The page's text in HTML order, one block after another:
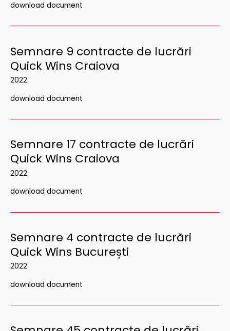
download document
Semnare 9 contracte de lucrări
Quick Wins Craiova
2022
download document
Semnare 17 contracte de lucrări
Quick Wins Craiova
2022
download document
Semnare 4 contracte de lucrări
Quick Wins București
2022
download document